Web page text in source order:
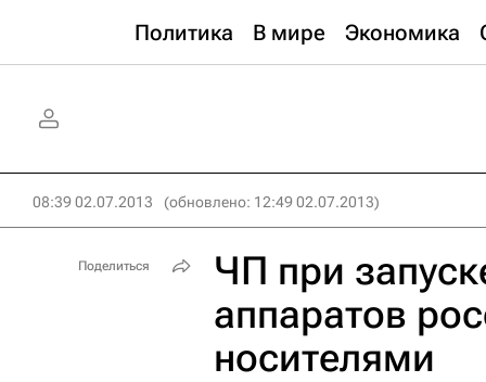
Политика В мире Экономика
08:39 02.07.2013 (обновлено: 12:49 02.07.2013)
ЧП при
аппаратов
носителями
Поделиться